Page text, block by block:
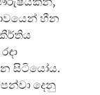
හීන
සිටියෝය.
දෙනු